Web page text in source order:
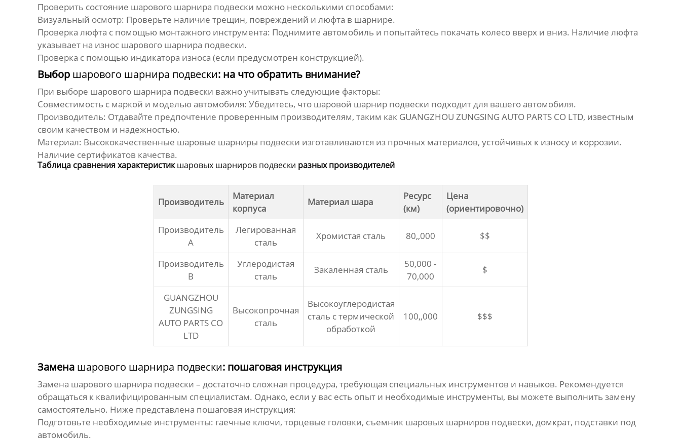
Проверить состояние шарового шарнира подвески можно несколькими способами:
Визуальный осмотр: Проверьте наличие трещин, повреждений и люфта в шарнире.
Проверка люфта с помощью монтажного инструмента: Поднимите автомобиль и попытайтесь покачать колесо вверх и вниз. Наличие люфта
указывает на износ шарового шарнира подвески.
Проверка с помощью индикатора износа (если предусмотрен конструкцией).
Выбор шарового шарнира подвески: на что обратить внимание?
При выборе шарового шарнира подвески важно учитывать следующие факторы:
Совместимость с маркой и моделью автомобиля: Убедитесь, что шаровой шарнир подвески подходит для вашего автомобиля.
Производитель: Отдавайте предпочтение проверенным производителям, таким как GUANGZHOU ZUNGSING AUTO PARTS CO LTD, известным
своим качеством и надежностью.
Материал: Высококачественные шаровые шарниры подвески изготавливаются из прочных материалов, устойчивых к износу и коррозии.
Наличие сертификатов качества.
Таблица сравнения характеристикшаровых шарниров подвески разных производителей
Производитель
Материал
корпуса
Материал шара
Ресурс
(км)
Цена
(ориентировочно)
Производитель
A
Легированная
сталь
Хромистая сталь 80,,000 $$
Производитель
B
Углеродистая
сталь
Закаленная сталь
50,000 -
70,000
$
GUANGZHOU
ZUNGSING
AUTO PARTS CO
LTD
Высокопрочная
сталь
Высокоуглеродистая
сталь с термической
обработкой
100,,000 $$$
Замена шарового шарнира подвески: пошаговая инструкция
Замена шарового шарнира подвески – достаточно сложная процедура, требующая специальных инструментов и навыков. Рекомендуется
обращаться к квалифицированным специалистам. Однако, если у вас есть опыт и необходимые инструменты, вы можете выполнить замену
самостоятельно. Ниже представлена пошаговая инструкция:
Подготовьте необходимые инструменты: гаечные ключи, торцевые головки, съемник шаровых шарниров подвески, домкрат, подставки под
автомобиль.